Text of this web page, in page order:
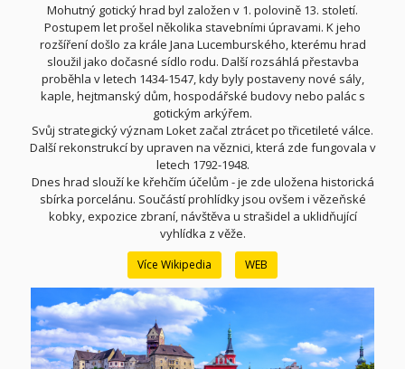
Mohutný gotický hrad byl založen v 1. polovině 13. století.
Postupem let prošel několika stavebními úpravami. K jeho
rozšíření došlo za krále Jana Lucemburského, kterému hrad
sloužil jako dočasné sídlo rodu. Další rozsáhlá přestavba
proběhla v letech 1434-1547, kdy byly postaveny nové sály,
kaple, hejtmanský dům, hospodářské budovy nebo palác s
gotickým arkýřem.
Svůj strategický význam Loket začal ztrácet po třicetileté válce.
Další rekonstrukcí by upraven na věznici, která zde fungovala v
letech 1792-1948.
Dnes hrad slouží ke křehčím účelům - je zde uložena historická
sbírka porcelánu. Součástí prohlídky jsou ovšem i vězeňské
kobky, expozice zbraní, návštěva u strašidel a uklidňující
vyhlídka z věže.
Více Wikipedia WEB